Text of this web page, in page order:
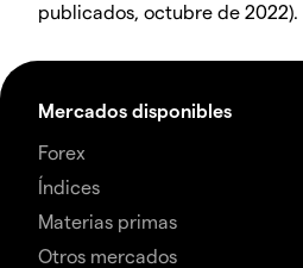
publicados, octubre de 2022).
Mercados disponibles
Forex
Índices
Materias primas
Otros mercados